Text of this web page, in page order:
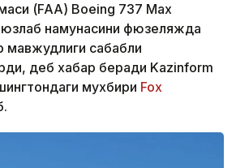
(FAA) Boeing 737 Max
юзлаб намунасини фюзеляжда
мавжудлиги сабабли
деб хабар беради Kazinform
мухбири Fox